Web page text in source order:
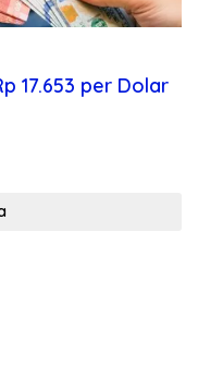
17.653 per Dolar